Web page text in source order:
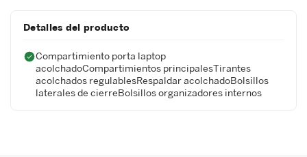
Detalles del producto
Compartimiento porta laptop
acolchadoCompartimientos principalesTirantes
acolchados regulablesRespaldar acolchadoBolsillos
laterales de cierreBolsillos organizadores internos